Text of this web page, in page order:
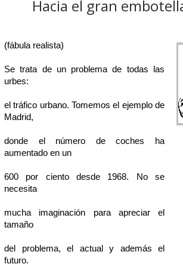
Hacia el gran
(fábula realista)
Se trata de un problema de todas las
urbes:
el tráfico urbano. Tomemos el ejemplo de
Madrid,
donde el número de coches ha
aumentado en un
600 por ciento desde 1968. No se
necesita
mucha imaginación para apreciar el
tamaño
del problema, el actual y además el
futuro.